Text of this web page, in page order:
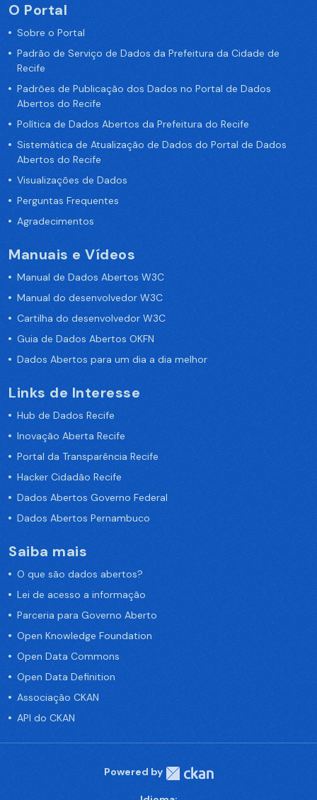
O Portal
Sobre o Portal
Padrão de Serviço de Dados da Prefeitura da Cidade de
Recife
Padrões de Publicação dos Dados no Portal de Dados
Abertos do Recife
Política de Dados Abertos da Prefeitura do Recife
Sistemática de Atualização de Dados do Portal de Dados
Abertos do Recife
Visualizações de Dados
Perguntas Frequentes
Agradecimentos
Manuais e Vídeos
Manual de Dados Abertos W3C
Manual do desenvolvedor W3C
Cartilha do desenvolvedor W3C
Guia de Dados Abertos OKFN
Dados Abertos para um dia a dia melhor
Links de Interesse
Hub de Dados Recife
Inovação Aberta Recife
Portal da Transparência Recife
Hacker Cidadão Recife
Dados Abertos Governo Federal
Dados Abertos Pernambuco
Saiba mais
O que são dados abertos?
Lei de acesso a informação
Parceria para Governo Aberto
Open Knowledge Foundation
Open Data Commons
Open Data Definition
Associação CKAN
API do CKAN
Powered by